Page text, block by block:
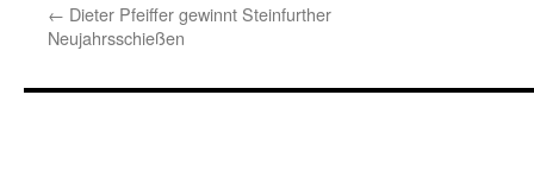
← Dieter Pfeiffer gewinnt Steinfurther
Neujahrsschießen